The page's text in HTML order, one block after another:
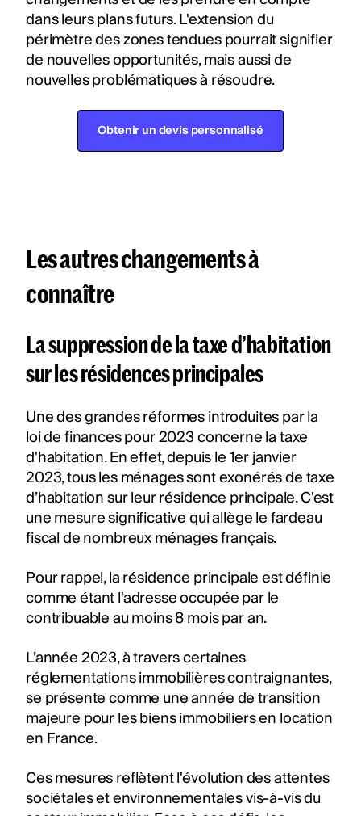
dans leurs plans futurs. L'extension du
périmètre des zones tendues pourrait signifier
de nouvelles opportunités, mais aussi de
nouvelles problématiques à résoudre.
Obtenir un devis personnalisé
Les autres changements à
connaître
La suppression de la taxe d’habitation
sur les résidences principales
Une des grandes réformes introduites par la
loi de finances pour 2023 concerne la taxe
d'habitation. En effet, depuis le 1er janvier
2023, tous les ménages sont exonérés de taxe
d’habitation sur leur résidence principale. C'est
une mesure significative qui allège le fardeau
fiscal de nombreux ménages français.
Pour rappel, la résidence principale est définie
comme étant l'adresse occupée par le
contribuable au moins 8 mois par an.
L’année 2023, à travers certaines
réglementations immobilières contraignantes,
se présente comme une année de transition
majeure pour les biens immobiliers en location
en France.
Ces mesures reflètent l'évolution des attentes
sociétales et environnementales vis-à-vis du